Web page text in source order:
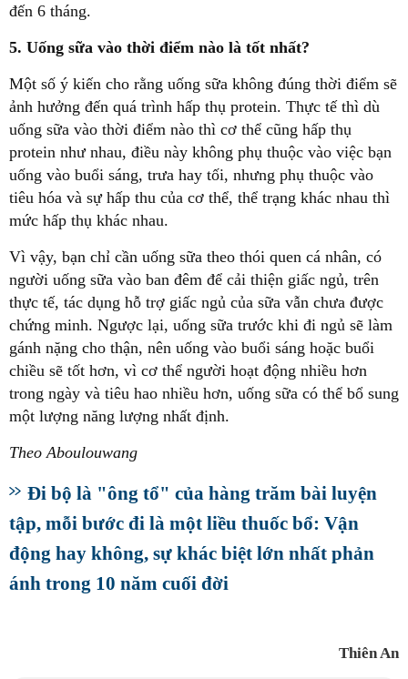
đến 6 tháng.
5. Uống sữa vào thời điểm nào là tốt nhất?
Một số ý kiến cho rằng uống sữa không đúng thời điểm sẽ
ảnh hưởng đến quá trình hấp thụ protein. Thực tế thì dù
uống sữa vào thời điểm nào thì cơ thể cũng hấp thụ
protein như nhau, điều này không phụ thuộc vào việc bạn
uống vào buổi sáng, trưa hay tối, nhưng phụ thuộc vào
tiêu hóa và sự hấp thu của cơ thể, thể trạng khác nhau thì
mức hấp thụ khác nhau.
Vì vậy, bạn chỉ cần uống sữa theo thói quen cá nhân, có
người uống sữa vào ban đêm để cải thiện giấc ngủ, trên
thực tế, tác dụng hỗ trợ giấc ngủ của sữa vẫn chưa được
chứng minh. Ngược lại, uống sữa trước khi đi ngủ sẽ làm
gánh nặng cho thận, nên uống vào buổi sáng hoặc buổi
chiều sẽ tốt hơn, vì cơ thể người hoạt động nhiều hơn
trong ngày và tiêu hao nhiều hơn, uống sữa có thể bổ sung
một lượng năng lượng nhất định.
Theo Aboulouwang
Đi bộ là "ông tổ" của hàng trăm bài luyện
tập, mỗi bước đi là một liều thuốc bổ: Vận
động hay không, sự khác biệt lớn nhất phản
ánh trong 10 năm cuối đời
Thiên An